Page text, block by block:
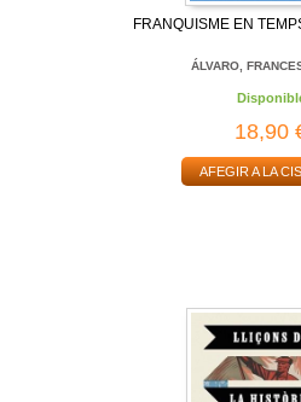
FRANQUISME EN
ÁLVARO,
18,90
AFEGIR A LA